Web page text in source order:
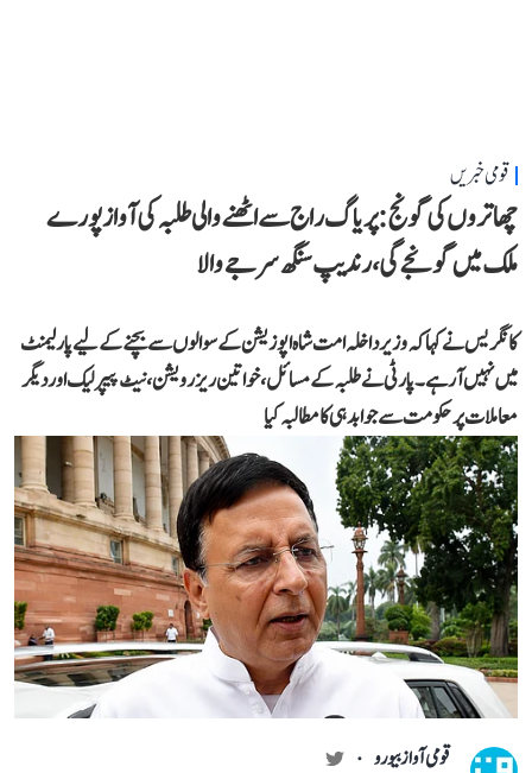
قومی خبریں
چھاتروں کی گونج: پریاگ راج سے اٹھنے والی طلبہ کی آواز پورے
ملک میں گونجے گی، رندیپ سنگھ سرجے والا
کانگریس نے کہا کہ وزیر داخلہ امت شاہ اپوزیشن کے سوالوں سے بچنے کے لیے پارلیمنٹ
میں نہیں آ رہے۔ پارٹی نے طلبہ کے مسائل، خواتین ریزرویشن، نیٹ پیپر لیک اور دیگر
معاملات پر حکومت سے جوابدہی کا مطالبہ کیا
قومی آواز بیورو